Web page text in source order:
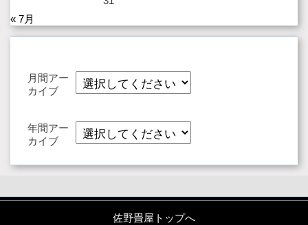
« 7月
月間アー
カイブ
年間アー
カイブ
佐野畳屋トップへ